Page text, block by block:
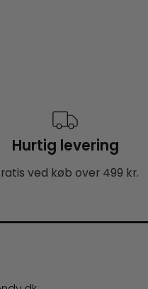
Hurtig levering
ved køb over 499 kr.